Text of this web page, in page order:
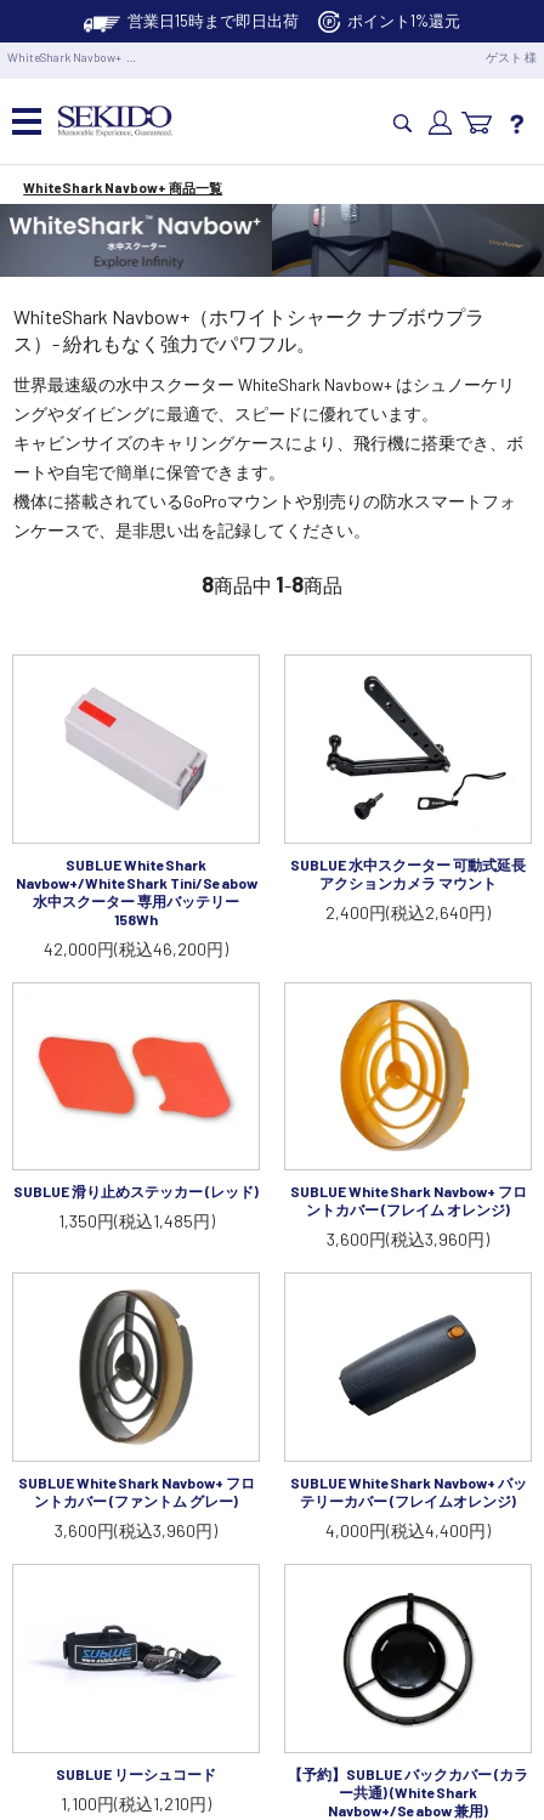
営業日15時まで即日出荷 ポイント1%還元
WhiteShark Navbow+ … ゲスト 様
カメラドローン・生活家電
カメラ・スタビライザー
業務用ドローン・業務関連製品
水中ドローン(ROV)・水中スクーター
RC・ロボット部品
サポート・Q&A / 法人・学生のお客様
SEKIDO
コーポレートサイト
WhiteShark Navbow+ 商品一覧
WhiteShark Navbow+（ホワイトシャーク ナブボウプラ
ス）- 紛れもなく強力でパワフル。
世界最速級の水中スクーター WhiteShark Navbow+ はシュノーケリ
ングやダイビングに最適で、スピードに優れています。
キャビンサイズのキャリングケースにより、飛行機に搭乗でき、ボ
ートや自宅で簡単に保管できます。
機体に搭載されているGoProマウントや別売りの防水スマートフォ
ンケースで、是非思い出を記録してください。
8商品中 1-8商品
SUBLUE WhiteShark
Navbow+/WhiteShark Tini/Seabow
水中スクーター 専用バッテリー
158Wh
42,000円(税込46,200円)
SUBLUE 水中スクーター 可動式延長
アクションカメラ マウント
2,400円(税込2,640円)
SUBLUE 滑り止めステッカー (レッド)
1,350円(税込1,485円)
SUBLUE WhiteShark Navbow+ フロ
ントカバー (フレイム オレンジ)
3,600円(税込3,960円)
SUBLUE WhiteShark Navbow+ フロ
ントカバー (ファントム グレー)
3,600円(税込3,960円)
SUBLUE WhiteShark Navbow+ バッ
テリーカバー (フレイムオレンジ)
4,000円(税込4,400円)
SUBLUE リーシュコード
1,100円(税込1,210円)
【予約】SUBLUE バックカバー (カラ
ー共通) (WhiteShark
Navbow+/Seabow 兼用)